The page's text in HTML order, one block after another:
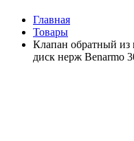
Главная
Товары
Клапан обратный
диск нерж Benarmo